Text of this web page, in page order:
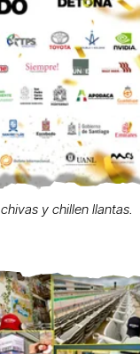
y chillen llantas.